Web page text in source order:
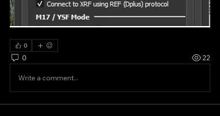
0
0 22
Write a comment...